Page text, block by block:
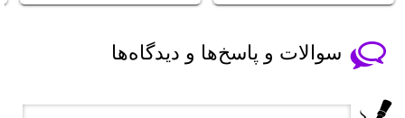
سوالات و پاسخ‌ها و دیدگاه‌ها